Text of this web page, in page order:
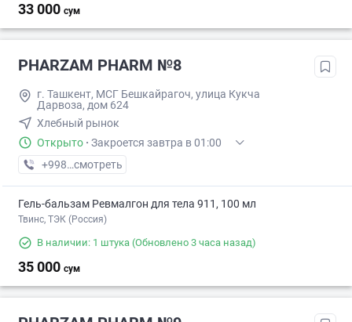
33 000 сум
PHARZAM PHARM №8
г. Ташкент, МСГ Бешкайрагоч, улица Кукча
Дарвоза, дом 624
Хлебный рынок
Открыто · Закроется завтра в 01:00
+998 (77) XXX-XX-XX
смотреть
Гель-бальзам Ревмалгон для тела 911, 100 мл
Твинс, ТЭК (Россия)
В наличии: 1 штука (Обновлено 3 часа назад)
35 000 сум